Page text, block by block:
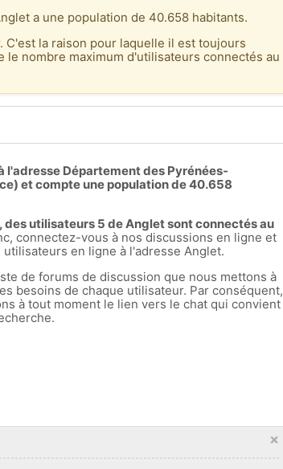
a une population de 40.658 habitants.
la raison pour laquelle il est toujours
nombre maximum d'utilisateurs connectés au
l'adresse Département des Pyrénées-
et compte une population de 40.658
des utilisateurs 5 de Anglet sont connectés au
connectez-vous à nos discussions en ligne et
en ligne à l'adresse Anglet.
de forums de discussion que nous mettons à
besoins de chaque utilisateur. Par conséquent,
à tout moment le lien vers le chat qui convient
×